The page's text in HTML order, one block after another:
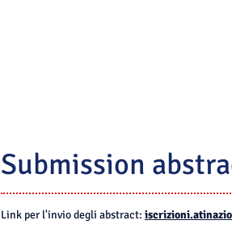
Submission
Link per l'invio degli abstract: